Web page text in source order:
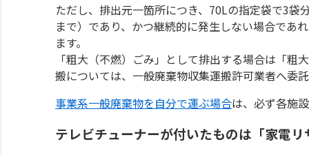
ただし、排出元一箇所につき、70Lの指定袋で3
まで）であり、かつ継続的に発生しない場合であ
ます。
「粗大（不燃）ごみ」として排出する場合は「
搬については、一般廃棄物収集運搬許可業者へ委
事業系一般廃棄物を自分で運ぶ場合は、必ず各施
テレビチューナーが付いたものは「家電